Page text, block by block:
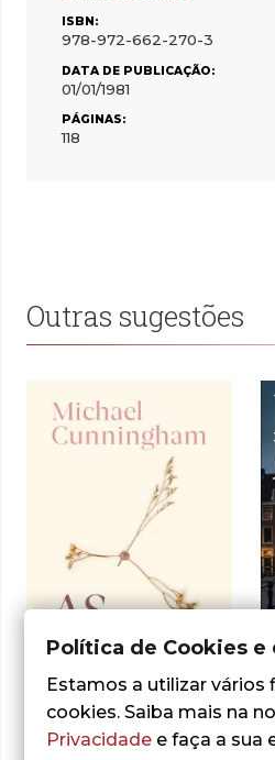
ISBN:
978-972-662-270-3
DATA DE PUBLICAÇÃO:
01/01/1981
PÁGINAS:
118
Outras sugestões
Michael Cunningham
Política de Cookies
Estamos a utilizar vários
cookies. Saiba mais na
Privacidade e faça a sua